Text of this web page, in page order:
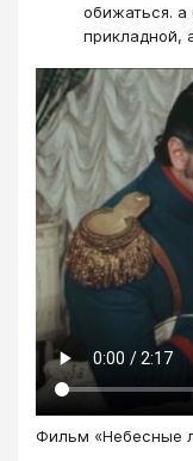
обижаться. а
прикладной,
Фильм «Небесные